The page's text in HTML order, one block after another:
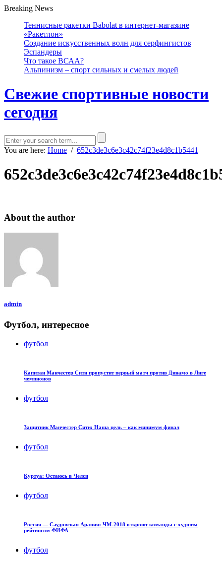
Breaking News
Теннисные ракетки Babolat в интернет-магазине
«Ракетлон»
Создание искусственных волн для серфингистов
Эспандеры
Что такое ВСАА?
Альпинизм – спорт сильных и смелых людей
Свежие спортивные новости
сегодня
You are here: Home / 652c3de3c6e3c42c74f23e4d8c1b5441
About the author
admin
Футбол, интересное
футбол
Капитан Манчестер Сити пропустит первый матч против Динамо в Лиге
чемпионов
футбол
Защитник Манчестер Сити: Наша цель – как минимум финал
футбол
Куртуа: Остаюсь в Челси
футбол
Россия — Саудовская Аравия: ЧМ-2018 откроют команды с худшим
рейтингом ФИФА
футбол